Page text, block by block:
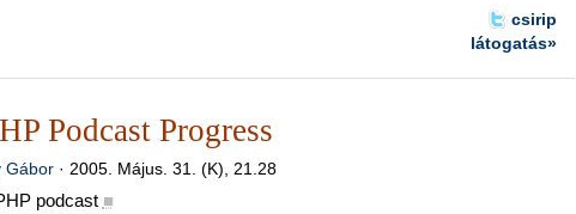
csirip
látogatás»
Podcast Progress
Gábor · 2005. Május. 31. (K), 21.28
podcast ■